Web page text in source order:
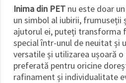
Inima din PET nu este doar
un simbol al iubirii, frumuseții
ajutorul ei, puteți transforma
special într-unul de neuitat și
versatile și utilizarea ușoară
preferată pentru oricine
rafinament și individualitate